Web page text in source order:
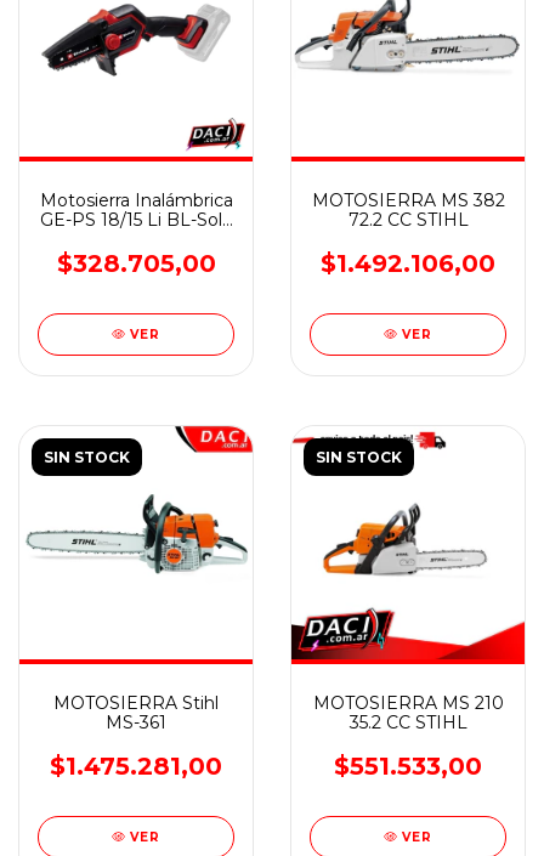
Motosierra Inalámbrica
GE-PS 18/15 Li BL-Solo
$328.705,00
VER
MOTOSIERRA MS 382
72.2 CC STIHL
$1.492.106,00
VER
SIN STOCK
MOTOSIERRA Stihl
MS-361
$1.475.281,00
VER
SIN STOCK
MOTOSIERRA MS 210
35.2 CC STIHL
$551.533,00
VER